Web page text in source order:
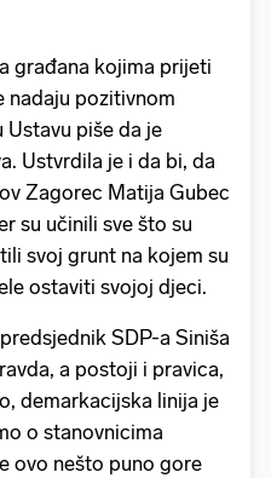
građana kojima prijeti
nadaju pozitivnom
Ustavu piše da je
Ustvrdila je i da bi, da
Zagorec Matija Gubec
su učinili sve što su
svoj grunt na kojem su
ostaviti svojoj djeci.
SDP-a Siniša
a postoji i pravica,
demarkacijska linija je
o stanovnicima
ovo nešto puno gore